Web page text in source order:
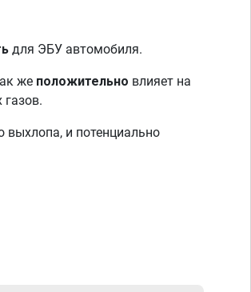
для ЭБУ автомобиля.
же положительно влияет на
выхлопа, и потенциально